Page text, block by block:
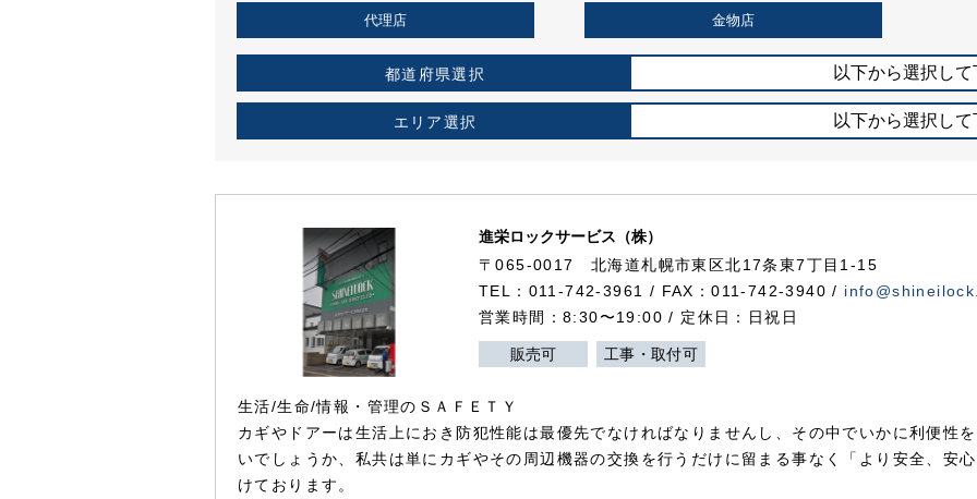
代理店 金物店
都道府県選択 以下から選択し
エリア選択 以下から選択し
進栄ロックサービス（株）
〒065-0017 北海道札幌市東区北17条東7丁目1-15
TEL：011-742-3961 / FAX：011-742-3940 /
営業時間：8:30〜19:00 / 定休日：日祝日
販売可 工事・取付可
生活/生命/情報・管理のＳＡＦＥＴＹ
カギやドアーは生活上におき防犯性能は最優先でなければなりませんし、その中でいかに利便性
いでしょうか、私共は単にカギやその周辺機器の交換を行うだけに留まる事なく「より安全、安
けております。